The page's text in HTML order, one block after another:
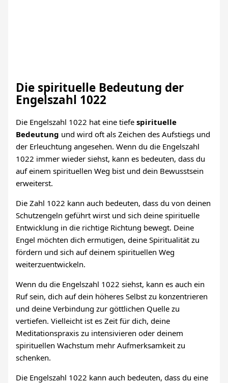
Die spirituelle Bedeutung der
Engelszahl 1022
Die Engelszahl 1022 hat eine tiefespirituelle
Bedeutung und wird oft als Zeichen des Aufstiegs und
der Erleuchtung angesehen. Wenn du die Engelszahl
1022 immer wieder siehst, kann es bedeuten, dass du
auf einem spirituellen Weg bist und dein Bewusstsein
erweiterst.
Die Zahl 1022 kann auch bedeuten, dass du von deinen
Schutzengeln geführt wirst und sich deine spirituelle
Entwicklung in die richtige Richtung bewegt. Deine
Engel möchten dich ermutigen, deine Spiritualität zu
fördern und sich auf deinem spirituellen Weg
weiterzuentwickeln.
Wenn du die Engelszahl 1022 siehst, kann es auch ein
Ruf sein, dich auf dein höheres Selbst zu konzentrieren
und deine Verbindung zur göttlichen Quelle zu
vertiefen. Vielleicht ist es Zeit für dich, deine
Meditationspraxis zu intensivieren oder deinem
spirituellen Wachstum mehr Aufmerksamkeit zu
schenken.
Die Engelszahl 1022 kann auch bedeuten, dass du eine